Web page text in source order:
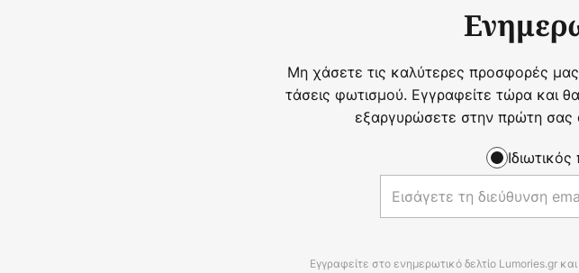
Μη χάσετε τις καλύτερες προσφορές
τάσεις φωτισμού. Εγγραφείτε τώρα και
εξαργυρώσετε στην πρώτη σας
Εγγραφείτε στο ενημερωτικό δελτίο Lumories.gr